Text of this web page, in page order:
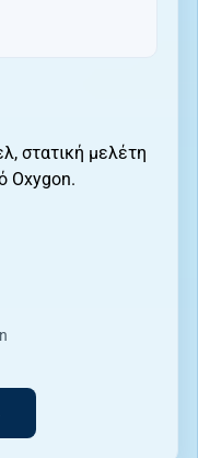
στατική μελέτη
Oxygon.